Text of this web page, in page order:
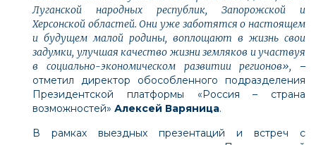
Луганской народных республик, Запорожской и
Херсонской областей. Они уже заботятся о настоящем
и будущем малой родины, воплощают в жизнь свои
задумки, улучшая качество жизни земляков и участвуя
в социально-экономическом развитии регионов», –
отметил директор обособленного подразделения
Президентской платформы «Россия – страна
возможностей» Алексей Варяница.
В рамках выездных презентаций и встреч с